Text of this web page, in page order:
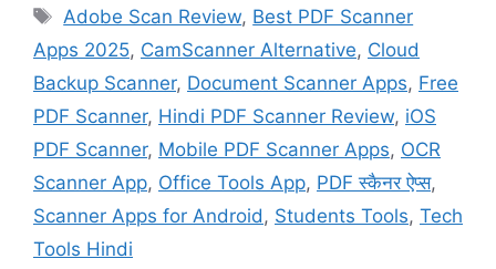
Tags
Adobe Scan Review, Best PDF Scanner
Apps 2025, CamScanner Alternative, Cloud
Backup Scanner, Document Scanner Apps, Free
PDF Scanner, Hindi PDF Scanner Review, iOS
PDF Scanner, Mobile PDF Scanner Apps, OCR
Scanner App, Office Tools App, PDF स्कैनर ऐप्स,
Scanner Apps for Android, Students Tools, Tech
Tools Hindi